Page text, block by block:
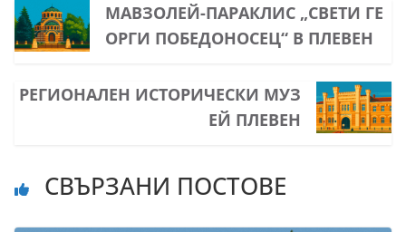
МАВЗОЛЕЙ-ПАРАКЛИС „СВЕТИ ГЕ
ОРГИ ПОБЕДОНОСЕЦ“ В ПЛЕВЕН
РЕГИОНАЛЕН ИСТОРИЧЕСКИ МУЗ
ЕЙ ПЛЕВЕН
СВЪРЗАНИ ПОСТОВЕ